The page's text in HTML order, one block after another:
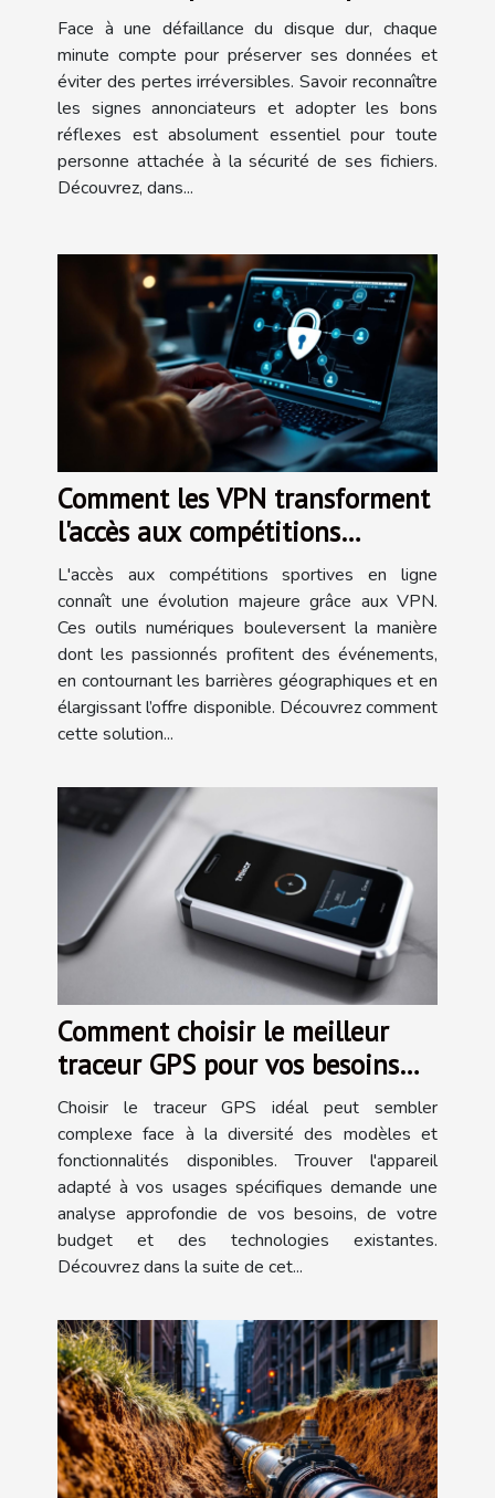
?
Face à une défaillance du disque dur, chaque
minute compte pour préserver ses données et
éviter des pertes irréversibles. Savoir reconnaître
les signes annonciateurs et adopter les bons
réflexes est absolument essentiel pour toute
personne attachée à la sécurité de ses fichiers.
Découvrez, dans...
Comment les VPN transforment
l'accès aux compétitions
sportives en ligne ?
L'accès aux compétitions sportives en ligne
connaît une évolution majeure grâce aux VPN.
Ces outils numériques bouleversent la manière
dont les passionnés profitent des événements,
en contournant les barrières géographiques et en
élargissant l’offre disponible. Découvrez comment
cette solution...
Comment choisir le meilleur
traceur GPS pour vos besoins
spécifiques ?
Choisir le traceur GPS idéal peut sembler
complexe face à la diversité des modèles et
fonctionnalités disponibles. Trouver l'appareil
adapté à vos usages spécifiques demande une
analyse approfondie de vos besoins, de votre
budget et des technologies existantes.
Découvrez dans la suite de cet...